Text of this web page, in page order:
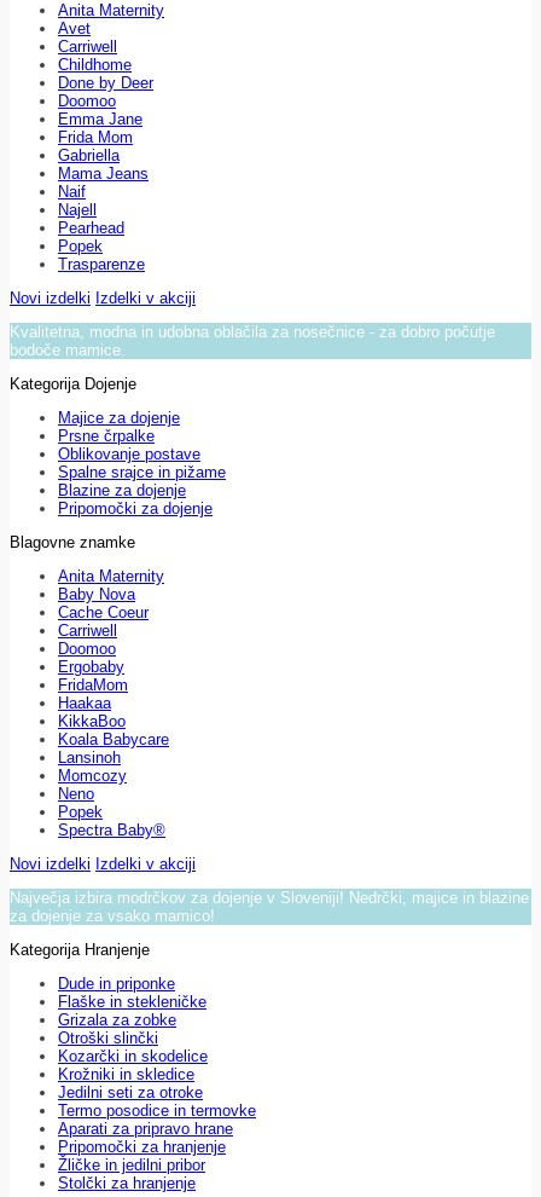
Anita Maternity
Avet
Carriwell
Childhome
Done by Deer
Doomoo
Emma Jane
Frida Mom
Gabriella
Mama Jeans
Naif
Najell
Pearhead
Popek
Trasparenze
Novi izdelki Izdelki v akciji
Kvalitetna, modna in udobna oblačila za nosečnice - za dobro počutje
bodoče mamice.
Kategorija Dojenje
Majice za dojenje
Prsne črpalke
Oblikovanje postave
Spalne srajce in pižame
Blazine za dojenje
Pripomočki za dojenje
Blagovne znamke
Anita Maternity
Baby Nova
Cache Coeur
Carriwell
Doomoo
Ergobaby
FridaMom
Haakaa
KikkaBoo
Koala Babycare
Lansinoh
Momcozy
Neno
Popek
Spectra Baby®
Novi izdelki Izdelki v akciji
Največja izbira modrčkov za dojenje v Sloveniji! Nedrčki, majice in blazine
za dojenje za vsako mamico!
Kategorija Hranjenje
Dude in priponke
Flaške in stekleničke
Grizala za zobke
Otroški slinčki
Kozarčki in skodelice
Krožniki in skledice
Jedilni seti za otroke
Termo posodice in termovke
Aparati za pripravo hrane
Pripomočki za hranjenje
Žličke in jedilni pribor
Stolčki za hranjenje